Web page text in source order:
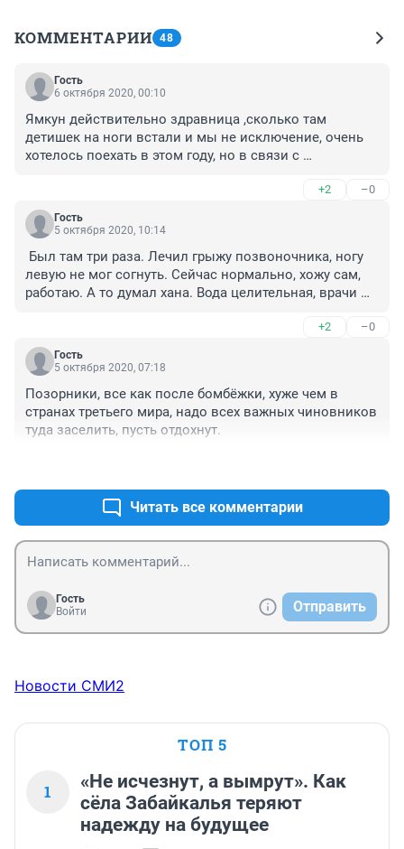
КОММЕНТАРИИ 48
Гость
6 октября 2020, 00:10
Ямкун действительно здравница ,сколько там
детишек на ноги встали и мы не исключение, очень
хотелось поехать в этом году, но в связи с
не рискнули ,сыро ,холодно . Очень жаль, что все в
таком упадке ,сотрудники и Надежда Дмитриевна
всеми силами пытаются поддержать хотя бы то, что
Почему наш Минздрав бросил такой санаторий на
произвол судьбы !
+2 –0
Гость
5 октября 2020, 10:14
Был там три раза. Лечил грыжу позвоночника, ногу
левую не мог согнуть. Сейчас нормально, хожу сам,
работаю. А то думал хана. Вода целительная, врачи
+2 –0
Гость
5 октября 2020, 07:18
Позорники, все как после бомбёжки, хуже чем в
странах третьего мира, надо всех важных чиновников
туда заселить, пусть отдохнут.
Читать все комментарии
Гость
Войти
Отправить
Новости СМИ2
ТОП 5
1
«Не исчезнут, а вымрут». Как
сёла Забайкалья теряют
надежду на будущее